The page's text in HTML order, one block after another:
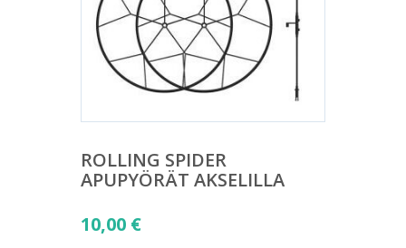
ROLLING SPIDER
APUPYÖRÄT AKSELILLA
10,00 €